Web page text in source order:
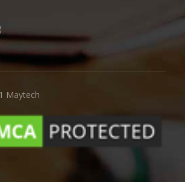
Maytech